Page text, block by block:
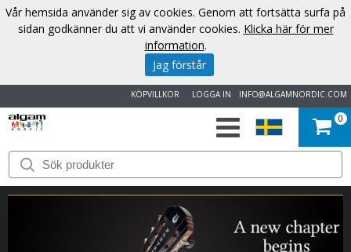
INFO@ALGAMNORDIC.COM
LOGGA IN
KÖPVILLKOR
START
VARUMÄRKEN
0
Vår hemsida använder sig av cookies. Genom att fortsätta surfa på
sidan godkänner du att vi använder cookies. Klicka här för mer
information.
Jag förstår